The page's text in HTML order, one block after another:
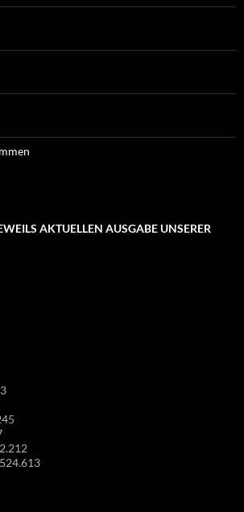
AKTUELLEN AUSGABE UNSERER
524.613